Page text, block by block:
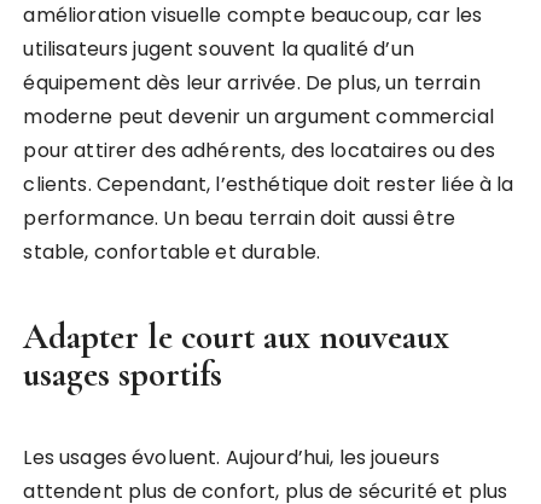
amélioration visuelle compte beaucoup, car les
utilisateurs jugent souvent la qualité d’un
équipement dès leur arrivée. De plus, un terrain
moderne peut devenir un argument commercial
pour attirer des adhérents, des locataires ou des
clients. Cependant, l’esthétique doit rester liée à la
performance. Un beau terrain doit aussi être
stable, confortable et durable.
Adapter le court aux nouveaux
usages sportifs
Les usages évoluent. Aujourd’hui, les joueurs
attendent plus de confort, plus de sécurité et plus